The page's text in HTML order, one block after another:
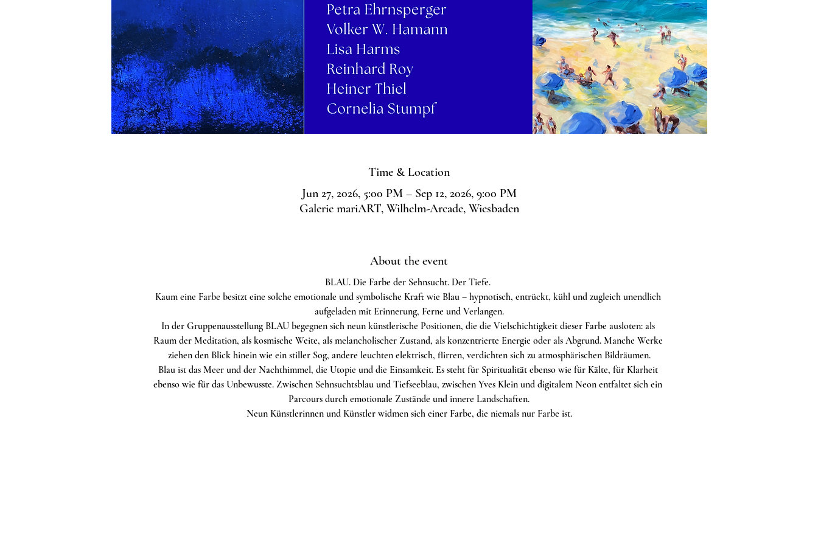
Time & Location
Jun 27, 2026, 5:00 PM – Sep 12, 2026, 9:00 PM
Galerie mariART, Wilhelm-Arcade, Wiesbaden
About the event
BLAU. Die Farbe der Sehnsucht. Der Tiefe.
Kaum eine Farbe besitzt eine solche emotionale und symbolische Kraft wie Blau – hypnotisch, entrückt, kühl und zugleich unendlich
aufgeladen mit Erinnerung, Ferne und Verlangen.
In der Gruppenausstellung BLAU begegnen sich neun künstlerische Positionen, die die Vielschichtigkeit dieser Farbe ausloten: als
Raum der Meditation, als kosmische Weite, als melancholischer Zustand, als konzentrierte Energie oder als Abgrund. Manche Werke
ziehen den Blick hinein wie ein stiller Sog, andere leuchten elektrisch, flirren, verdichten sich zu atmosphärischen Bildräumen.
Blau ist das Meer und der Nachthimmel, die Utopie und die Einsamkeit. Es steht für Spiritualität ebenso wie für Kälte, für Klarheit
ebenso wie für das Unbewusste. Zwischen Sehnsuchtsblau und Tiefseeblau, zwischen Yves Klein und digitalem Neon entfaltet sich ein
Parcours durch emotionale Zustände und innere Landschaften.
Neun Künstlerinnen und Künstler widmen sich einer Farbe, die niemals nur Farbe ist.